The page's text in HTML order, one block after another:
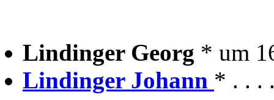
Lindinger Georg * um
Lindinger Johann * . . .